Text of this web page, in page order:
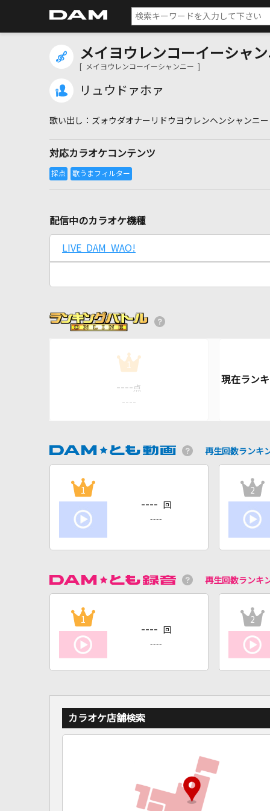
メイヨウレンコーイーシャ
[ メイヨウレンコーイーシャンニー ]
リュウドァホァ
ズォウダオナーリドウヨウレンヘンシャンニー
対応カラオケコンテンツ
配信中のカラオケ機種
LIVE DAM WAO!
1
---- 点
----
再生回数ランキ
1
---- 回
----
2
再生回数ランキ
1
---- 回
----
2
カラオケ店舗検索